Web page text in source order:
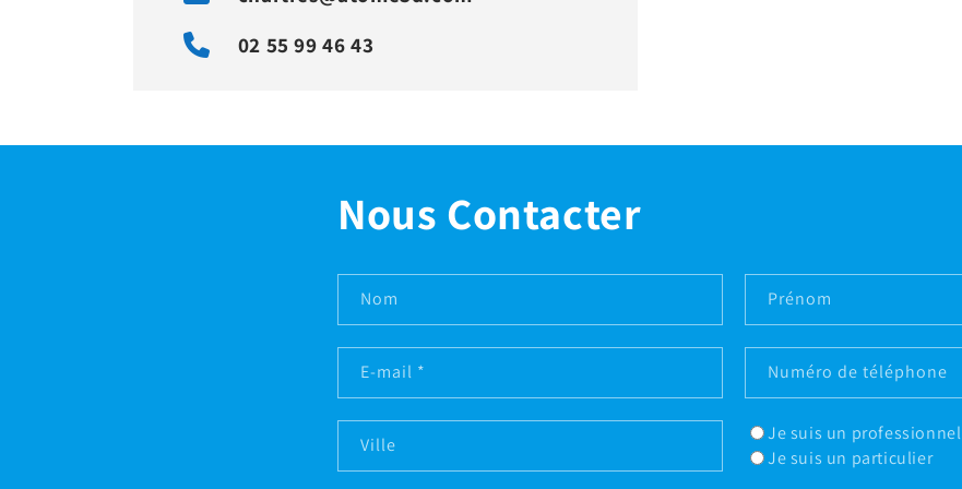
02 55 99 46 43
Nous Contacter
Nom Prénom
E-mail * Numéro de téléphone
Ville
Je suis un professionnel
Je suis un particulier